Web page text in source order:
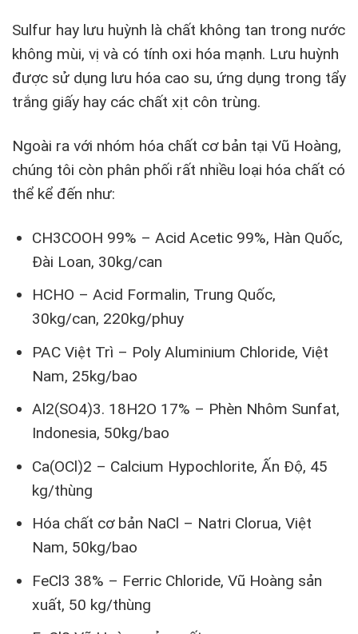
Sulfur hay lưu huỳnh là chất không tan trong nước
không mùi, vị và có tính oxi hóa mạnh. Lưu huỳnh
được sử dụng lưu hóa cao su, ứng dụng trong tẩy
trắng giấy hay các chất xịt côn trùng.
Ngoài ra với nhóm hóa chất cơ bản tại Vũ Hoàng,
chúng tôi còn phân phối rất nhiều loại hóa chất có
thể kể đến như:
CH3COOH 99% – Acid Acetic 99%, Hàn Quốc,
Đài Loan, 30kg/can
HCHO – Acid Formalin, Trung Quốc,
30kg/can, 220kg/phuy
PAC Việt Trì – Poly Aluminium Chloride, Việt
Nam, 25kg/bao
Al2(SO4)3. 18H2O 17% – Phèn Nhôm Sunfat,
Indonesia, 50kg/bao
Ca(OCl)2 – Calcium Hypochlorite, Ấn Độ, 45
kg/thùng
Hóa chất cơ bản NaCl – Natri Clorua, Việt
Nam, 50kg/bao
FeCl3 38% – Ferric Chloride, Vũ Hoàng sản
xuất, 50 kg/thùng